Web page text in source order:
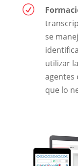
R
se
utilizar
agentes
que lo